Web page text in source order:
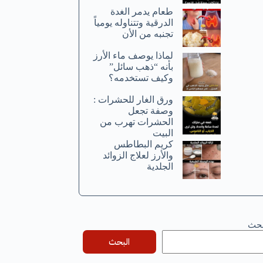
طعام يدمر الغدة
الدرقية وتتناوله يومياً
تجنبه من الأن
لماذا يوصف ماء الأرز
بأنه “ذهب سائل”
وكيف تستخدمه؟
ورق الغار للحشرات :
وصفة تجعل
الحشرات تهرب من
البيت
كريم البطاطس
والأرز لعلاج الزوائد
الجلدية
البحث